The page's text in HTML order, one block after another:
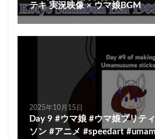
テキ 実況映像 × ウマ娘BGM
2025年10月15日
Day 9 #ウマ娘 #ウマ娘プリテ
ソン #アニメ #speedart